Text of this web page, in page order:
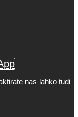
nas lahko tudi